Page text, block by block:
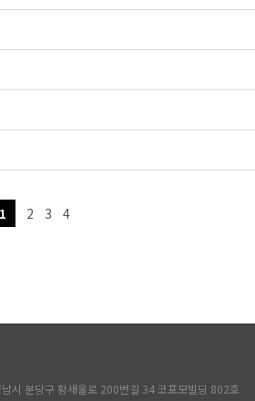
1 2 3 4
시 분당구 황새울로 200번길 34 코포모빌딩 802호